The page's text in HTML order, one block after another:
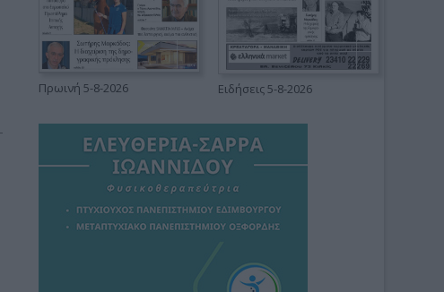
Πρωινή 5-8-2026 Ειδήσεις 5-8-2026